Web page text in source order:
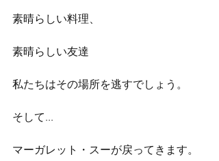
素晴らしい料理、
素晴らしい友達
私たちはその場所を逃すでしょう。
そして...
マーガレット・スーが戻ってきます。